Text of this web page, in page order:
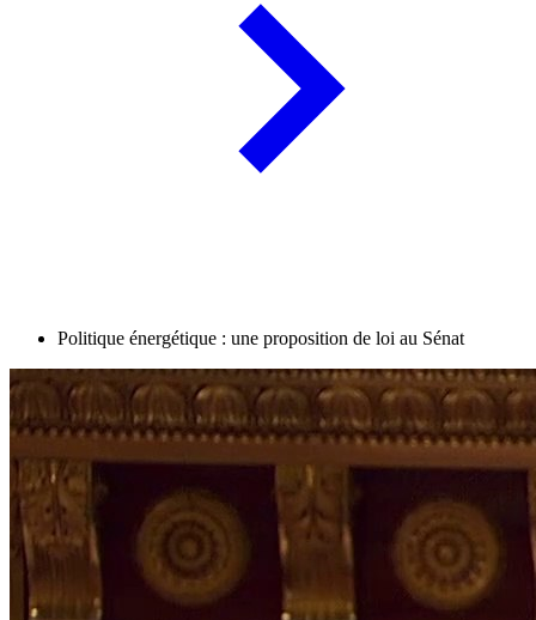
Politique énergétique : une proposition de loi au Sénat